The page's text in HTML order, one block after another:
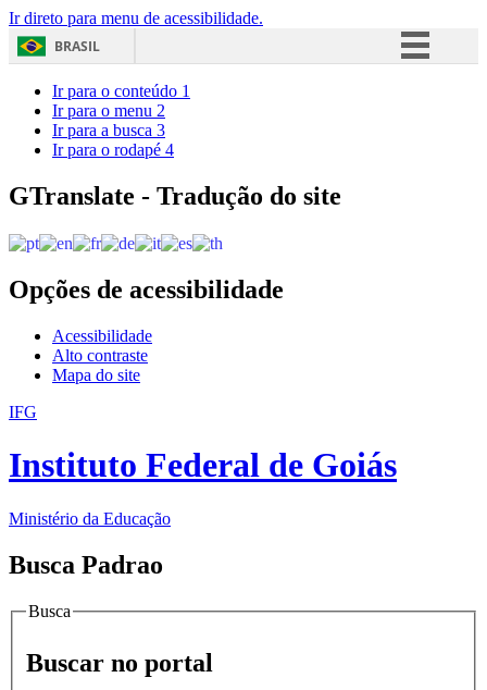
Ir direto para menu de acessibilidade.
BRASIL
Acesso à informação
Ir para o conteúdo 1
Ir para o menu 2
Ir para a busca 3
Ir para o rodapé 4
GTranslate - Tradução do site
Opções de acessibilidade
Acessibilidade
Alto contraste
Mapa do site
IFG
Instituto Federal de Goiás
Ministério da Educação
Busca Padrao
Busca
Buscar no portal